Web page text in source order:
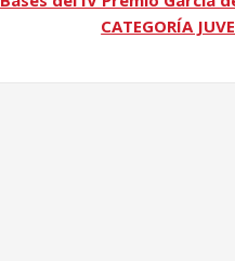
CATEGORÍA